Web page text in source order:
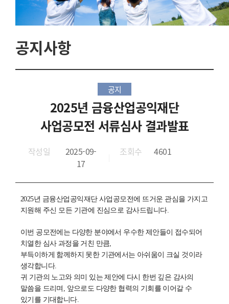
공지사항
공지
2025년 금융산업공익재단
사업공모전 서류심사 결과발표
작성일
2025-09-
17
조회수 4601
2025년 금융산업공익재단 사업공모전에 뜨거운 관심을 가지고
지원해 주신 모든 기관에 진심으로 감사드립니다.
이번 공모전에는 다양한 분야에서 우수한 제안들이 접수되어
치열한 심사 과정을 거친 만큼,
부득이하게 함께하지 못한 기관에서는 아쉬움이 크실 것이라
생각합니다.
귀 기관의 노고와 의미 있는 제안에 다시 한번 깊은 감사의
말씀을 드리며, 앞으로도 다양한 협력의 기회를 이어갈 수
있기를 기대합니다.